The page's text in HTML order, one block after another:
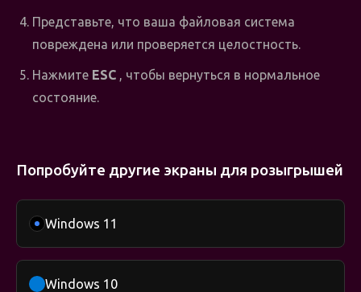
Представьте, что ваша файловая система
повреждена или проверяется целостность.
Нажмите ESC , чтобы вернуться в нормальное
состояние.
Попробуйте другие экраны для розыгрышей
Windows 11
Windows 10